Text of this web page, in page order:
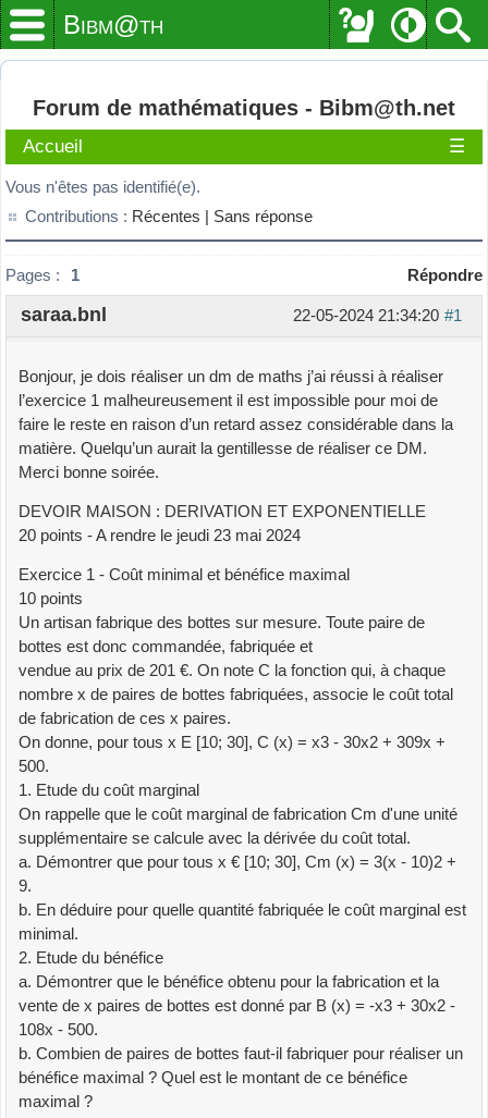
Bibm@th
Forum de mathématiques - Bibm@th.net
Accueil ☰
Vous n'êtes pas identifié(e).
Contributions : Récentes | Sans réponse
Pages : 1 Répondre
#1
22-05-2024 21:34:20
saraa.bnl
Bonjour, je dois réaliser un dm de maths j’ai réussi à réaliser
l’exercice 1 malheureusement il est impossible pour moi de
faire le reste en raison d’un retard assez considérable dans la
matière. Quelqu’un aurait la gentillesse de réaliser ce DM.
Merci bonne soirée.
DEVOIR MAISON : DERIVATION ET EXPONENTIELLE
20 points - A rendre le jeudi 23 mai 2024
Exercice 1 - Coût minimal et bénéfice maximal
10 points
Un artisan fabrique des bottes sur mesure. Toute paire de
bottes est donc commandée, fabriquée et
vendue au prix de 201 €. On note C la fonction qui, à chaque
nombre x de paires de bottes fabriquées, associe le coût total
de fabrication de ces x paires.
On donne, pour tous x E [10; 30], C (x) = x3 - 30x2 + 309x +
500.
1. Etude du coût marginal
On rappelle que le coût marginal de fabrication Cm d'une unité
supplémentaire se calcule avec la dérivée du coût total.
a. Démontrer que pour tous x € [10; 30], Cm (x) = 3(x - 10)2 +
9.
b. En déduire pour quelle quantité fabriquée le coût marginal est
minimal.
2. Etude du bénéfice
a. Démontrer que le bénéfice obtenu pour la fabrication et la
vente de x paires de bottes est donné par B (x) = -x3 + 30x2 -
108x - 500.
b. Combien de paires de bottes faut-il fabriquer pour réaliser un
bénéfice maximal ? Quel est le montant de ce bénéfice
maximal ?